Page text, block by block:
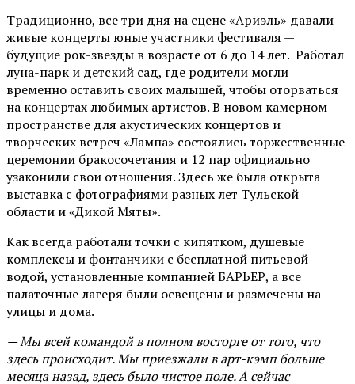
Традиционно, все три дня на сцене«Ариэль» давали
живые концерты юные участники фестиваля —
будущие рок-звезды в возрасте от 6 до 14 лет. Работал
луна-парк и детский сад, где родители могли
временно оставить своих малышей, чтобы оторваться
на концертах любимых артистов. В новом камерном
пространстве для акустических концертов и
творческих встреч «Лампа» состоялись торжественные
церемонии бракосочетания и 12 пар официально
узаконили свои отношения. Здесь же была открыта
выставка с фотографиями разных лет Тульской
области и «Дикой Мяты».
Как всегда работали точки с кипятком, душевые
комплексы и фонтанчики с бесплатной питьевой
водой, установленные компанией БАРЬЕР, а все
палаточные лагеря были освещены и размечены на
улицы и дома.
— Мы всей командой в полном восторге от того, что
здесь происходит. Мы приезжали в арт-кэмп больше
месяца назад, здесь было чистое поле. А сейчас